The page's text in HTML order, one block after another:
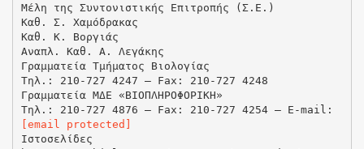
Μέλη της Συντονιστικής Επιτροπής (Σ.Ε.)
Καθ. Σ. Χαμόδρακας
Καθ. Κ. Βοργιάς
Αναπλ. Καθ. Α. Λεγάκης
Γραμματεία Τμήματος Βιολογίας
Τηλ.: 210-727 4247 – Fax: 210-727 4248
Γραμματεία ΜΔΕ «ΒΙΟΠΛΗΡΟΦΟΡΙΚΗ»
Τηλ.: 210-727 4876 – Fax: 210-727 4254 – E-mail:
[email protected]